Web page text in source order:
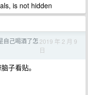
is not hidden
自己喝酒了怎 2019 年 2 月 9
日
子看贴。